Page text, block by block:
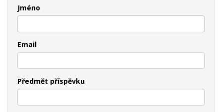
Jméno
Email
Předmět příspěvku